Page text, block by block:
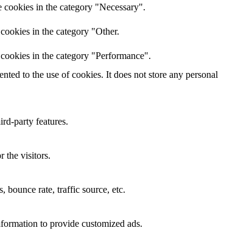
in the category "Necessary".
in the category "Other.
in the category "Performance".
to the use of cookies. It does not store any personal
party features.
the visitors.
bounce rate, traffic source, etc.
to provide customized ads.